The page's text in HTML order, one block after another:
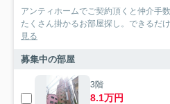
アンティホームでご契約頂くと仲介
たくさん掛かるお部屋探し。できるだ
見る
募集中の部屋
3階
8.1万円